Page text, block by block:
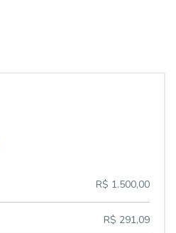
R$ 1.500,00
R$ 291,09